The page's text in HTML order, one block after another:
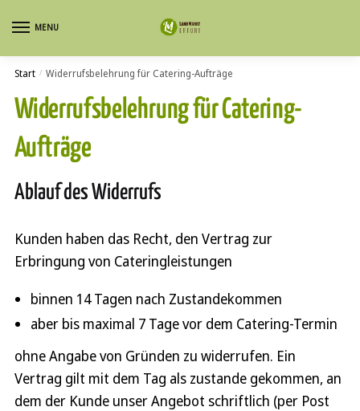
to
navigation
to
content
MENU
Start / Widerrufsbelehrung für Catering-Aufträge
Widerrufsbelehrung für Catering-
Aufträge
Ablauf des Widerrufs
Kunden haben das Recht, den Vertrag zur
Erbringung von Cateringleistungen
binnen 14 Tagen nach Zustandekommen
aber bis maximal 7 Tage vor dem Catering-Termin
ohne Angabe von Gründen zu widerrufen. Ein
Vertrag gilt mit dem Tag als zustande gekommen, an
dem der Kunde unser Angebot schriftlich (per Post